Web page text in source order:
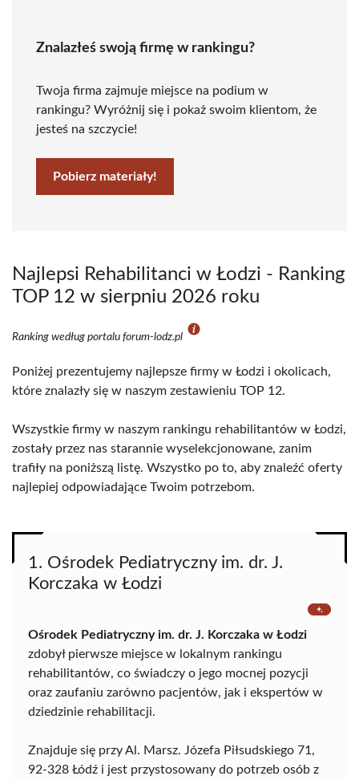
Znalazłeś swoją firmę w rankingu?
Twoja firma zajmuje miejsce na podium w
rankingu? Wyróżnij się i pokaż swoim klientom, że
jesteś na szczycie!
Pobierz materiały!
Najlepsi Rehabilitanci w Łodzi - Ranking
TOP 12 w sierpniu 2026 roku
Ranking według portalu forum-lodz.pl
Poniżej prezentujemy najlepsze firmy w Łodzi i okolicach,
które znalazły się w naszym zestawieniu TOP 12.
Wszystkie firmy w naszym rankingu rehabilitantów w Łodzi,
zostały przez nas starannie wyselekcjonowane, zanim
trafiły na poniższą listę. Wszystko po to, aby znaleźć oferty
najlepiej odpowiadające Twoim potrzebom.
1. Ośrodek Pediatryczny im. dr. J.
Korczaka w Łodzi
Ośrodek Pediatryczny im. dr. J. Korczaka w Łodzi
zdobył pierwsze miejsce w lokalnym rankingu
rehabilitantów, co świadczy o jego mocnej pozycji
oraz zaufaniu zarówno pacjentów, jak i ekspertów w
dziedzinie rehabilitacji.
Znajduje się przy Al. Marsz. Józefa Piłsudskiego 71,
92-328 Łódź i jest przystosowany do potrzeb osób z